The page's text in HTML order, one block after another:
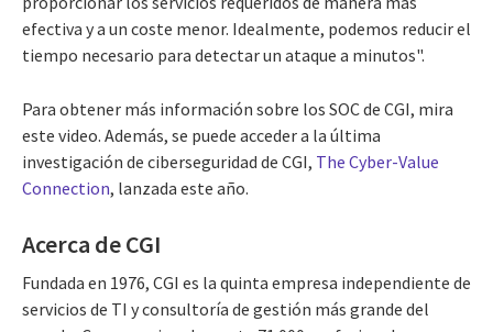
efectiva y a un coste menor. Idealmente, podemos reducir el
tiempo necesario para detectar un ataque a minutos".
Para obtener más información sobre los SOC de CGI, mira
este video. Además, se puede acceder a la última
investigación de ciberseguridad de CGI, The Cyber-Value
Connection, lanzada este año.
Acerca de CGI
Fundada en 1976, CGI es la quinta empresa independiente de
servicios de TI y consultoría de gestión más grande del